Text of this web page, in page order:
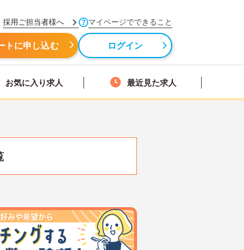
採用ご担当者様へ マイページでできること
トに申し込む ログイン
お気に入り求人 最近見た求人